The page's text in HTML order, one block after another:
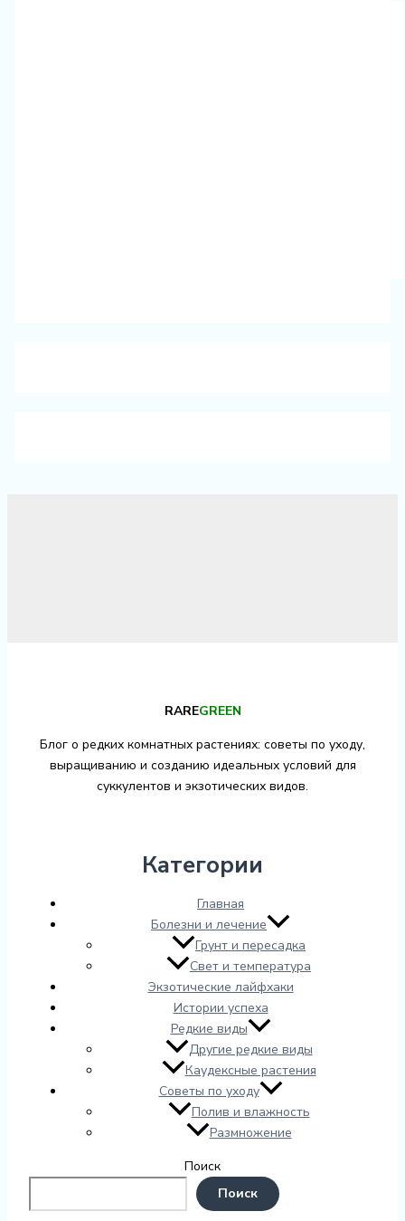
RAREGREEN
Блог о редких комнатных растениях: советы по уходу,
выращиванию и созданию идеальных условий для
суккулентов и экзотических видов.
Категории
Главная
Болезни и лечение
Грунт и пересадка
Свет и температура
Экзотические лайфхаки
Истории успеха
Редкие виды
Другие редкие виды
Каудексные растения
Советы по уходу
Полив и влажность
Размножение
Поиск
Поиск